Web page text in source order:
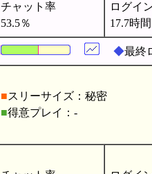
チャット率
53.5％
ログイ
17.7時間
◆最終
■スリーサイズ：秘密
■得意プレイ：-